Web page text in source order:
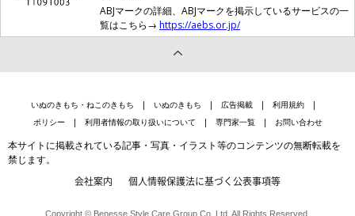
ABJマークの詳細、ABJマークを掲示しているサービスの一
覧はこちら→ https://aebs.or.jp/
いぬのきもち・ねこのきもち いぬのきもち 広告掲載
利用規約
ポリシー
利用者情報の取り扱いについて 専門家一覧 お問い合わせ
本サイトに掲載されている記事・写真・イラスト等のコンテンツの無断転載を
禁じます。
会社案内 個人情報保護法に基づく公表事項等
Copyright © Benesse Style Care Group Co.,Ltd. All Rights Reserved.